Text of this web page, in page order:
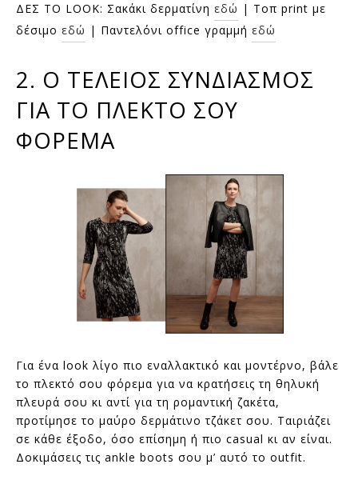
ΔΕΣ ΤΟ LOOK: Σακάκι δερματίνη εδώ | Τοπ print με
δέσιμο εδώ | Παντελόνι office γραμμή εδώ
2. Ο ΤΕΛΕΙΟΣ ΣΥΝΔΙΑΣΜΟΣ
ΓΙΑ ΤΟ ΠΛΕΚΤΟ ΣΟΥ
ΦΟΡΕΜΑ
Για ένα look λίγο πιο εναλλακτικό και μοντέρνο, βάλε
το πλεκτό σου φόρεμα για να κρατήσεις τη θηλυκή
πλευρά σου κι αντί για τη ρομαντική ζακέτα,
προτίμησε το μαύρο δερμάτινο τζάκετ σου. Ταιριάζει
σε κάθε έξοδο, όσο επίσημη ή πιο casual κι αν είναι.
Δοκιμάσεις τις ankle boots σου μ’ αυτό το outfit.